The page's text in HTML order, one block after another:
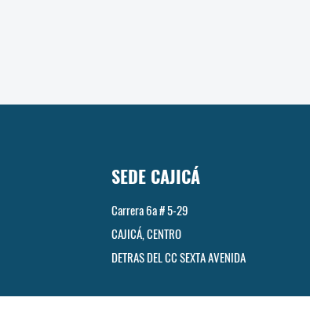
SEDE CAJICÁ
Carrera 6a # 5-29
CAJICÁ, CENTRO
DETRAS DEL CC SEXTA AVENIDA